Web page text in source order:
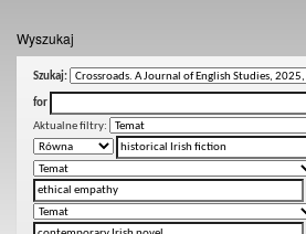
Wyszukaj
Szukaj:
for
Aktualne filtry: